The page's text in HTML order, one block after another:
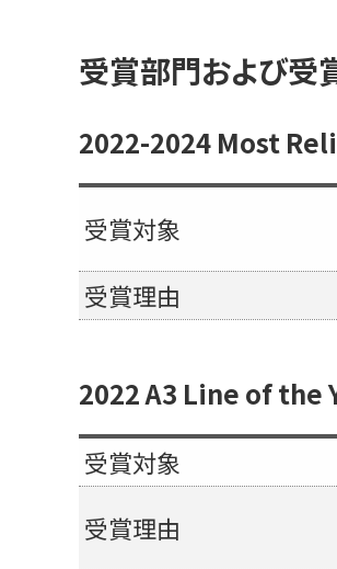
受賞部門および受
2022-2024 Most
受賞対象
受賞理由
2022 A3 Line of the
受賞対象
受賞理由